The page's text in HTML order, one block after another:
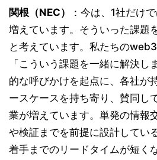
関根（NEC）
：今は、1社だけ
増えています。そういった課題
と考えています。私たちのweb3
「こういう課題を一緒に解決し
的な呼びかけを起点に、各社が
ースケースを持ち寄り、賛同し
業が増えています。単発の情報
や検証までを前提に設計してい
着手までのリードタイムが短く